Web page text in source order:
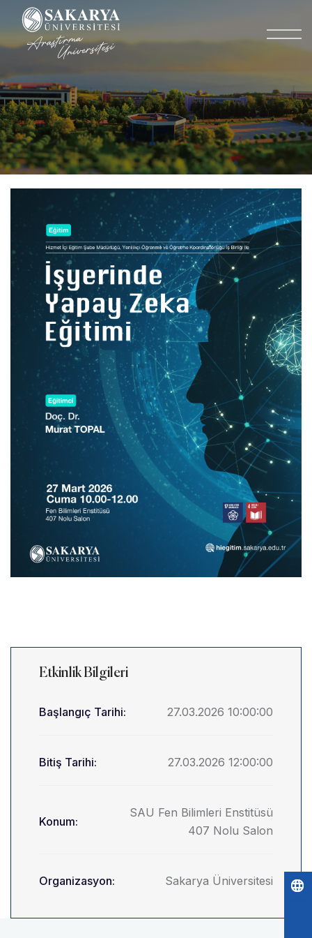
Etkinlik Bilgileri
Başlangıç Tarihi: 27.03.2026 10:00:00
Bitiş Tarihi: 27.03.2026 12:00:00
Konum:
SAU Fen Bilimleri Enstitüsü
407 Nolu Salon
Organizasyon: Sakarya Üniversitesi